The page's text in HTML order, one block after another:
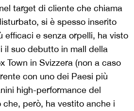
target di cliente che chiama
si è spesso inserito
efficaci e senza orpelli, ha visto
il suo debutto in mall della
Town in Svizzera (non a caso
con uno dei Paesi più
high-performance del
che, però, ha vestito anche i